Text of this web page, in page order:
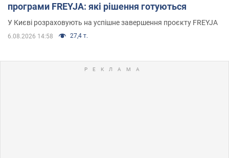
програми FREYJA: які рішення готуються
У Києві розраховують на успішне завершення проєкту FREYJA
6.08.2026 14:58 27,4 т.